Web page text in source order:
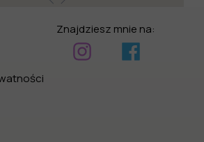
Znajdziesz mnie na: